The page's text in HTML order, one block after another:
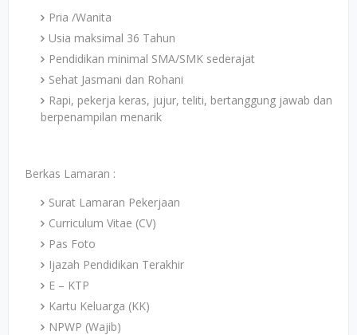
Pria /Wanita
Usia maksimal 36 Tahun
Pendidikan minimal SMA/SMK sederajat
Sehat Jasmani dan Rohani
Rapi, pekerja keras, jujur, teliti, bertanggung jawab dan
berpenampilan menarik
Berkas Lamaran :
Surat Lamaran Pekerjaan
Curriculum Vitae (CV)
Pas Foto
Ijazah Pendidikan Terakhir
E – KTP
Kartu Keluarga (KK)
NPWP (Wajib)